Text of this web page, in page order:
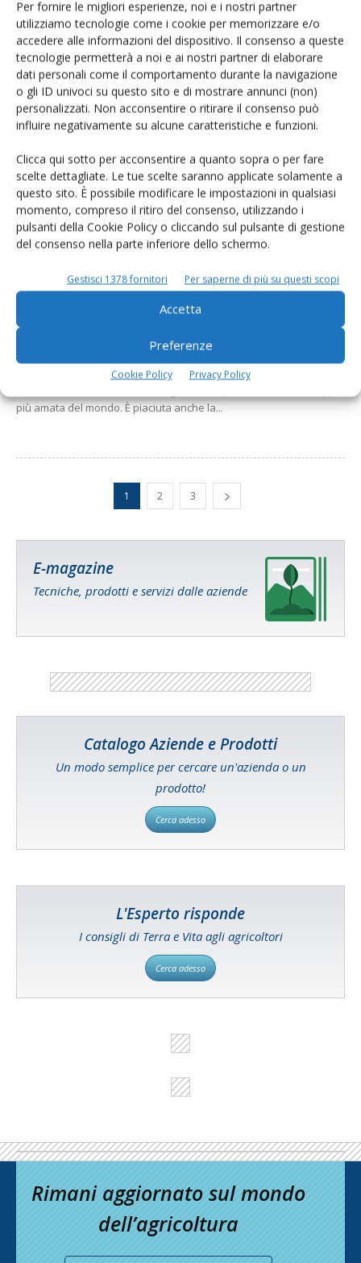
Per fornire le migliori esperienze, noi e i nostri partner
utilizziamo tecnologie come i cookie per memorizzare e/o
accedere alle informazioni del dispositivo. Il consenso a queste
tecnologie permetterà a noi e ai nostri partner di elaborare
dati personali come il comportamento durante la navigazione
o gli ID univoci su questo sito e di mostrare annunci (non)
personalizzati. Non acconsentire o ritirare il consenso può
influire negativamente su alcune caratteristiche e funzioni.
Clicca qui sotto per acconsentire a quanto sopra o per fare
scelte dettagliate. Le tue scelte saranno applicate solamente a
questo sito. È possibile modificare le impostazioni in qualsiasi
momento, compreso il ritiro del consenso, utilizzando i
pulsanti della Cookie Policy o cliccando sul pulsante di gestione
del consenso nella parte inferiore dello schermo.
Gestisci 1378 fornitori Per saperne di più su questi scopi
Accetta
Preferenze
Cookie Policy Privacy Policy
Video: investimenti
all’avanguardia
nell’allevamento di Cristian
Odini
La newsletter “Alleva” propone ogni volta anche dei brevi video
che raccontano le esperienze tecniche o gestionali di allevatori di
punta del comprensorio del Parmigiano Reggiano. Con questo
fratello dell’allevamento della società agricola “Chiaviche Collini”, di
Suzzara (Mn). Come...
Festival dei Caseifici Aperti,
grande successo di pubblico
Con oltre 30mila visitatori nella zona di origine del Parmigiano
Reggiano Dop, il Festival dei Caseifici Aperti 2021 ha superato il
successo delle passate edizioni, permettendo agli appassionati e
più amata del mondo. È piaciuta anche la...
1 2 3
E-magazine
Tecniche, prodotti e servizi dalle aziende
Catalogo Aziende e Prodotti
Un modo semplice per cercare un'azienda o un
prodotto!
Cerca adesso
L'Esperto risponde
I consigli di Terra e Vita agli agricoltori
Cerca adesso
Rimani aggiornato sul mondo
dell’agricoltura